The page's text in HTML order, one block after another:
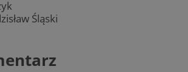
Śląski